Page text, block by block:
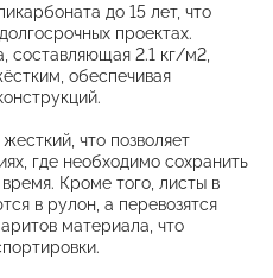
до 15 лет, что
проектах.
составляющая 2.1 кг/м2,
обеспечивая
что позволяет
где необходимо сохранить
Кроме того, листы в
в рулон, а перевозятся
материала, что